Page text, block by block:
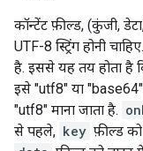
कॉन्टेंट फ़ील्ड, (कुंजी,
UTF-8 स्ट्रिंग होनी चाहिए.
है. इससे यह तय होता है
इसे "utf8" या
"utf8" माना जाता है.
से पहले, key फ़ील्ड को